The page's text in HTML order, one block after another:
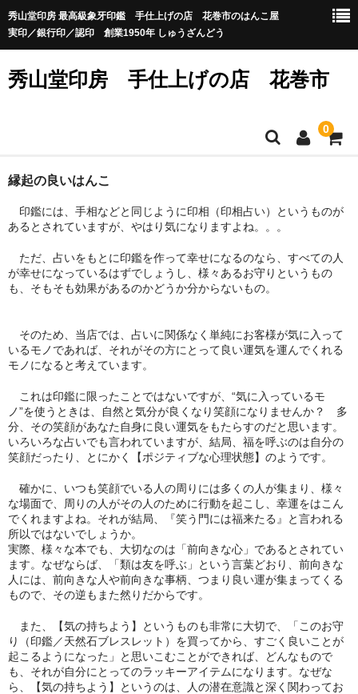
秀山堂印房 最高級象牙印鑑 手仕上げの店 花巻市のはんこ屋
実印／銀行印／認印 創業1950年 しゅうざんどう
秀山堂印房 手仕上げの店 花巻市
0
ホーム
カート
縁起の良いはんこ
印鑑には、手相などと同じように印相（印相占い）というものが
あるとされていますが、やはり気になりますよね。。。
ただ、占いをもとに印鑑を作って幸せになるのなら、すべての人
が幸せになっているはずでしょうし、様々あるお守りというもの
も、そもそも効果があるのかどうか分からないもの。
そのため、当店では、占いに関係なく単純にお客様が気に入って
いるモノであれば、それがその方にとって良い運気を運んでくれる
モノになると考えています。
これは印鑑に限ったことではないですが、“気に入っているモ
ノ”を使うときは、自然と気分が良くなり笑顔になりませんか？ 多
分、その笑顔があなた自身に良い運気をもたらすのだと思います。
いろいろな占いでも言われていますが、結局、福を呼ぶのは自分の
笑顔だったり、とにかく【ポジティブな心理状態】のようです。
確かに、いつも笑顔でいる人の周りには多くの人が集まり、様々
な場面で、周りの人がその人のために行動を起こし、幸運をはこん
でくれますよね。それが結局、『笑う門には福来たる』と言われる
所以ではないでしょうか。
実際、様々な本でも、大切なのは「前向きな心」であるとされてい
ます。なぜならば、「類は友を呼ぶ」という言葉どおり、前向きな
人には、前向きな人や前向きな事柄、つまり良い運が集まってくる
もので、その逆もまた然りだからです。
また、【気の持ちよう】というものも非常に大切で、「このお守
り（印鑑／天然石ブレスレット）を買ってから、すごく良いことが
起こるようになった」と思いこむことができれば、どんなもので
も、それが自分にとってのラッキーアイテムになります。なぜな
ら、【気の持ちよう】というのは、人の潜在意識と深く関わってお